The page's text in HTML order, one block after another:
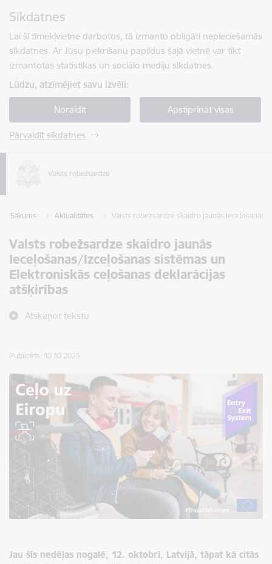
Sīkdatnes
Lai šī tīmekļvietne darbotos, tā izmanto obligāti nepieciešamās
sīkdatnes. Ar Jūsu piekrišanu papildus šajā vietnē var tikt
izmantotas statistikas un sociālo mediju sīkdatnes.
Lūdzu, atzīmējiet savu izvēli:
Noraidīt Apstiprināt visas
Pārvaldīt sīkdatnes
Sākums Aktualitātes Valsts robežsardze skaidro jaunās
Valsts robežsardze skaidro jaunās
Ieceļošanas/Izceļošanas sistēmas un
Elektroniskās ceļošanas deklarācijas
atšķirības
Atskaņot tekstu
Publicēts: 10.10.2025.
Jau šīs nedēļas nogalē, 12. oktobrī, Latvijā, tāpat kā citās